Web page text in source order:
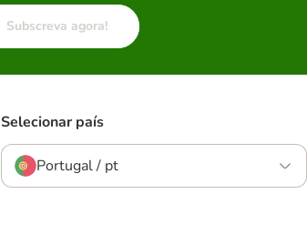
Subscreva agora!
Selecionar país
Portugal / pt